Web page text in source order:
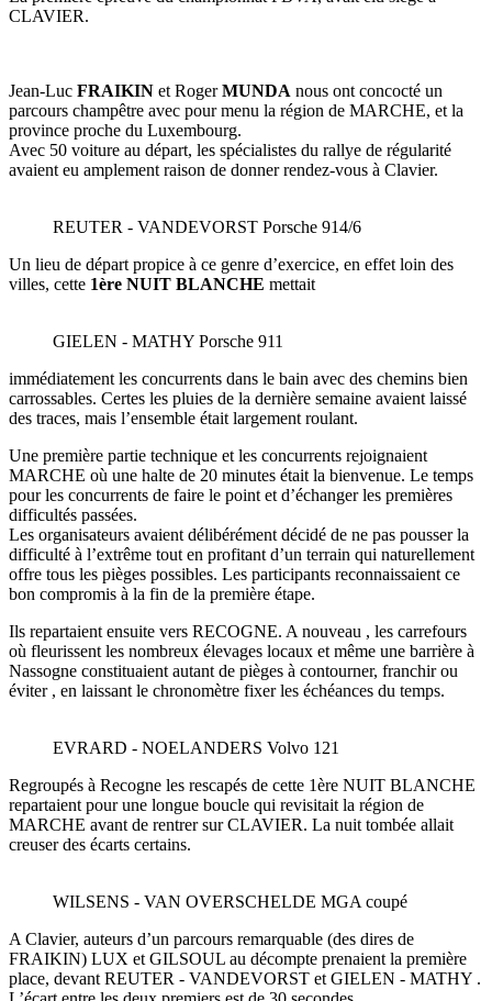
CLAVIER.
Jean-Luc FRAIKIN et RogerMUNDA nous ont concocté un
parcours champêtre avec pour menu la région de MARCHE, et la
province proche du Luxembourg.
Avec 50 voiture au départ, les spécialistes du rallye de régularité
avaient eu amplement raison de donner rendez-vous à Clavier.
REUTER - VANDEVORST Porsche 914/6
Un lieu de départ propice à ce genre d’exercice, en effet loin des
villes, cette 1ère NUIT BLANCHE mettait
GIELEN - MATHY Porsche 911
immédiatement les concurrents dans le bain avec des chemins bien
carrossables. Certes les pluies de la dernière semaine avaient laissé
des traces, mais l’ensemble était largement roulant.
Une première partie technique et les concurrents rejoignaient
MARCHE où une halte de 20 minutes était la bienvenue. Le temps
pour les concurrents de faire le point et d’échanger les premières
difficultés passées.
Les organisateurs avaient délibérément décidé de ne pas pousser la
difficulté à l’extrême tout en profitant d’un terrain qui naturellement
offre tous les pièges possibles. Les participants reconnaissaient ce
bon compromis à la fin de la première étape.
Ils repartaient ensuite vers RECOGNE. A nouveau , les carrefours
où fleurissent les nombreux élevages locaux et même une barrière à
Nassogne constituaient autant de pièges à contourner, franchir ou
éviter , en laissant le chronomètre fixer les échéances du temps.
EVRARD - NOELANDERS Volvo 121
Regroupés à Recogne les rescapés de cette 1ère NUIT BLANCHE
repartaient pour une longue boucle qui revisitait la région de
MARCHE avant de rentrer sur CLAVIER. La nuit tombée allait
creuser des écarts certains.
WILSENS - VAN OVERSCHELDE MGA coupé
A Clavier, auteurs d’un parcours remarquable (des dires de
FRAIKIN) LUX et GILSOUL au décompte prenaient la première
place, devant REUTER - VANDEVORST et GIELEN - MATHY .